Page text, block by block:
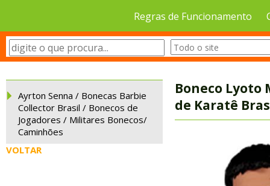
Regras de Funcionamento
Ayrton Senna / Bonecas Barbie
Collector Brasil / Bonecos de
Jogadores / Militares Bonecos/
Caminhões
VOLTAR
Boneco Lyoto
de Karatê